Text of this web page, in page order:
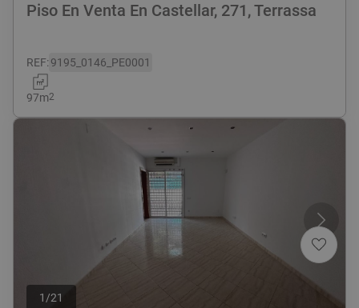
Piso En Venta En Castellar, 271, Terrassa
REF:9195_0146_PE0001
97m2
1 /21